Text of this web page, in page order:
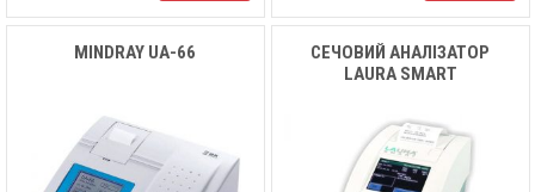
MINDRAY UA-66
СЕЧОВИЙ АНАЛІЗАТОР
LAURA SMART